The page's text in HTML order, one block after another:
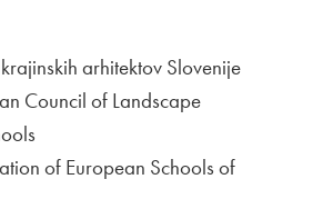
na
v novem oknuarhitektov Slovenije
na
v novem oknu
Council of Landscape
na
v novem oknu
of European Schools of